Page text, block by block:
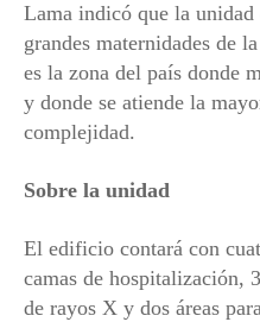
Lama indicó que la unidad
grandes maternidades de
es la zona del país donde
y donde se atiende la
complejidad.
Sobre la unidad
El edificio contará con
camas de hospitalización,
de rayos X y dos áreas